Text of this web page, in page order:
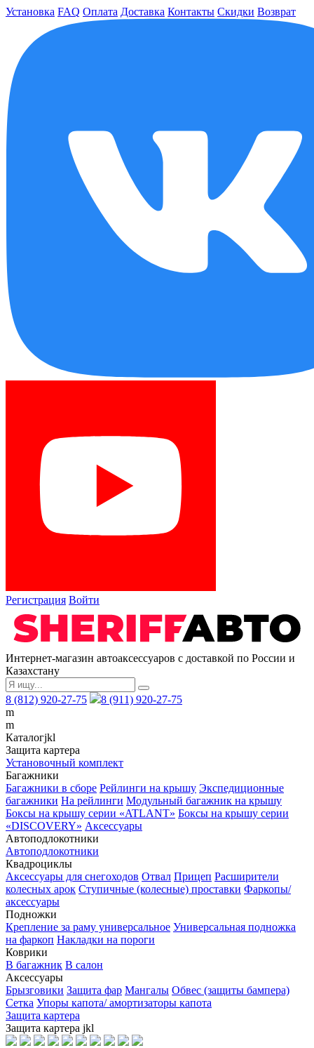
Установка FAQ Оплата Доставка Контакты Скидки Возврат
Регистрация Войти
Интернет-магазин автоаксессуаров с доставкой по России и
Казахстану
8 (812) 920-27-75
8 (911) 920-27-75
m
m
Каталогjkl
Защита картера
Установочный комплект
Багажники
Багажники в сборе Рейлинги на крышу Экспедиционные
багажники На рейлинги Модульный багажник на крышу
Боксы на крышу серии «ATLANT» Боксы на крышу серии
«DISCOVERY» Аксессуары
Автоподлокотники
Автоподлокотники
Квадроциклы
Аксессуары для снегоходов Отвал Прицеп Расширители
колесных арок Ступичные (колесные) проставки Фаркопы/
аксессуары
Подножки
Крепление за раму универсальное Универсальная подножка
на фаркоп Накладки на пороги
Коврики
В багажник В салон
Аксессуары
Брызговики Защита фар Мангалы Обвес (защиты бампера)
Сетка Упоры капота/ амортизаторы капота
Защита картера
Защита картера jkl